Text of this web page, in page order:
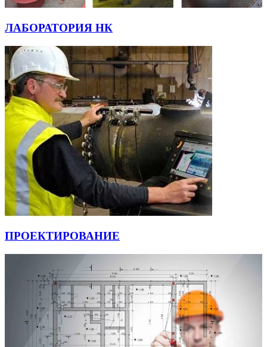
ЛАБОРАТОРИЯ НК
ПРОЕКТИРОВАНИЕ